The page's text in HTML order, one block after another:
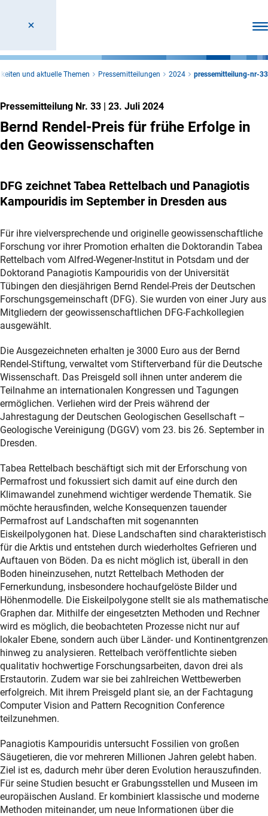
und aktuelle Themen Pressemitteilungen 2024 pressemitteilung-nr-33
Pressemitteilung Nr. 33 | 23. Juli 2024
Bernd Rendel-Preis für frühe Erfolge in
den Geowissenschaften
DFG zeichnet Tabea Rettelbach und Panagiotis
Kampouridis im September in Dresden aus
Für ihre vielversprechende und originelle geowissenschaftliche
Forschung vor ihrer Promotion erhalten die Doktorandin Tabea
Rettelbach vom Alfred-Wegener-Institut in Potsdam und der
Doktorand Panagiotis Kampouridis von der Universität
Tübingen den diesjährigen Bernd Rendel-Preis der Deutschen
Forschungsgemeinschaft (DFG). Sie wurden von einer Jury aus
Mitgliedern der geowissenschaftlichen DFG-Fachkollegien
ausgewählt.
Die Ausgezeichneten erhalten je 3000 Euro aus der Bernd
Rendel-Stiftung, verwaltet vom Stifterverband für die Deutsche
Wissenschaft. Das Preisgeld soll ihnen unter anderem die
Teilnahme an internationalen Kongressen und Tagungen
ermöglichen. Verliehen wird der Preis während der
Jahrestagung der Deutschen Geologischen Gesellschaft –
Geologische Vereinigung (DGGV) vom 23. bis 26. September in
Dresden.
Tabea Rettelbach beschäftigt sich mit der Erforschung von
Permafrost und fokussiert sich damit auf eine durch den
Klimawandel zunehmend wichtiger werdende Thematik. Sie
möchte herausfinden, welche Konsequenzen tauender
Permafrost auf Landschaften mit sogenannten
Eiskeilpolygonen hat. Diese Landschaften sind charakteristisch
für die Arktis und entstehen durch wiederholtes Gefrieren und
Auftauen von Böden. Da es nicht möglich ist, überall in den
Boden hineinzusehen, nutzt Rettelbach Methoden der
Fernerkundung, insbesondere hochaufgelöste Bilder und
Höhenmodelle. Die Eiskeilpolygone stellt sie als mathematische
Graphen dar. Mithilfe der eingesetzten Methoden und Rechner
wird es möglich, die beobachteten Prozesse nicht nur auf
lokaler Ebene, sondern auch über Länder- und Kontinentgrenzen
hinweg zu analysieren. Rettelbach veröffentlichte sieben
qualitativ hochwertige Forschungsarbeiten, davon drei als
Erstautorin. Zudem war sie bei zahlreichen Wettbewerben
erfolgreich. Mit ihrem Preisgeld plant sie, an der Fachtagung
Computer Vision and Pattern Recognition Conference
teilzunehmen.
Panagiotis Kampouridis untersucht Fossilien von großen
Säugetieren, die vor mehreren Millionen Jahren gelebt haben.
Ziel ist es, dadurch mehr über deren Evolution herauszufinden.
Für seine Studien besucht er Grabungsstellen und Museen im
europäischen Ausland. Er kombiniert klassische und moderne
Methoden miteinander, um neue Informationen über die